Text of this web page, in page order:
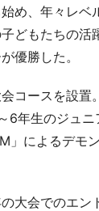
め、年々レベ
どもたちの活
優勝した。
コースを設置
6年生のジュニ
」によるデモ
大会でのエン